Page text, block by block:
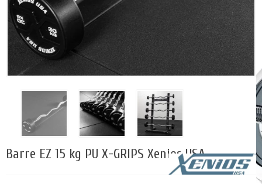
Barre EZ 15 kg PU X-GRIPS Xenios USA